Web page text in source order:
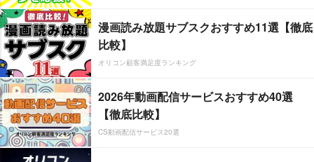
漫画読み放題サブスクおすすめ11選【徹底
比較】
オリコン顧客満足度ランキング
2026年動画配信サービスおすすめ40選
【徹底比較】
CS動画配信サービス20選